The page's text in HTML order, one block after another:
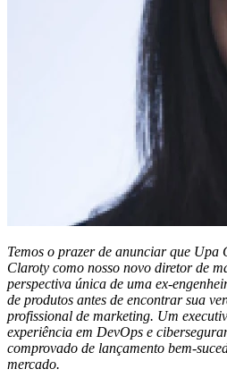
Temos o prazer de anunciar que Upa
Claroty como nosso novo diretor de
perspectiva única de uma ex-
de produtos antes de encontrar sua
profissional de marketing. Um
experiência em DevOps e
comprovado de lançamento bem-
mercado.